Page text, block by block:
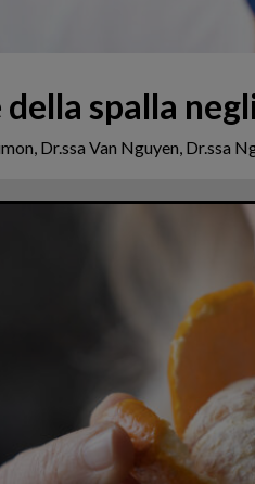
spalla
Dr.ssa Van Nguyen, Dr.ssa